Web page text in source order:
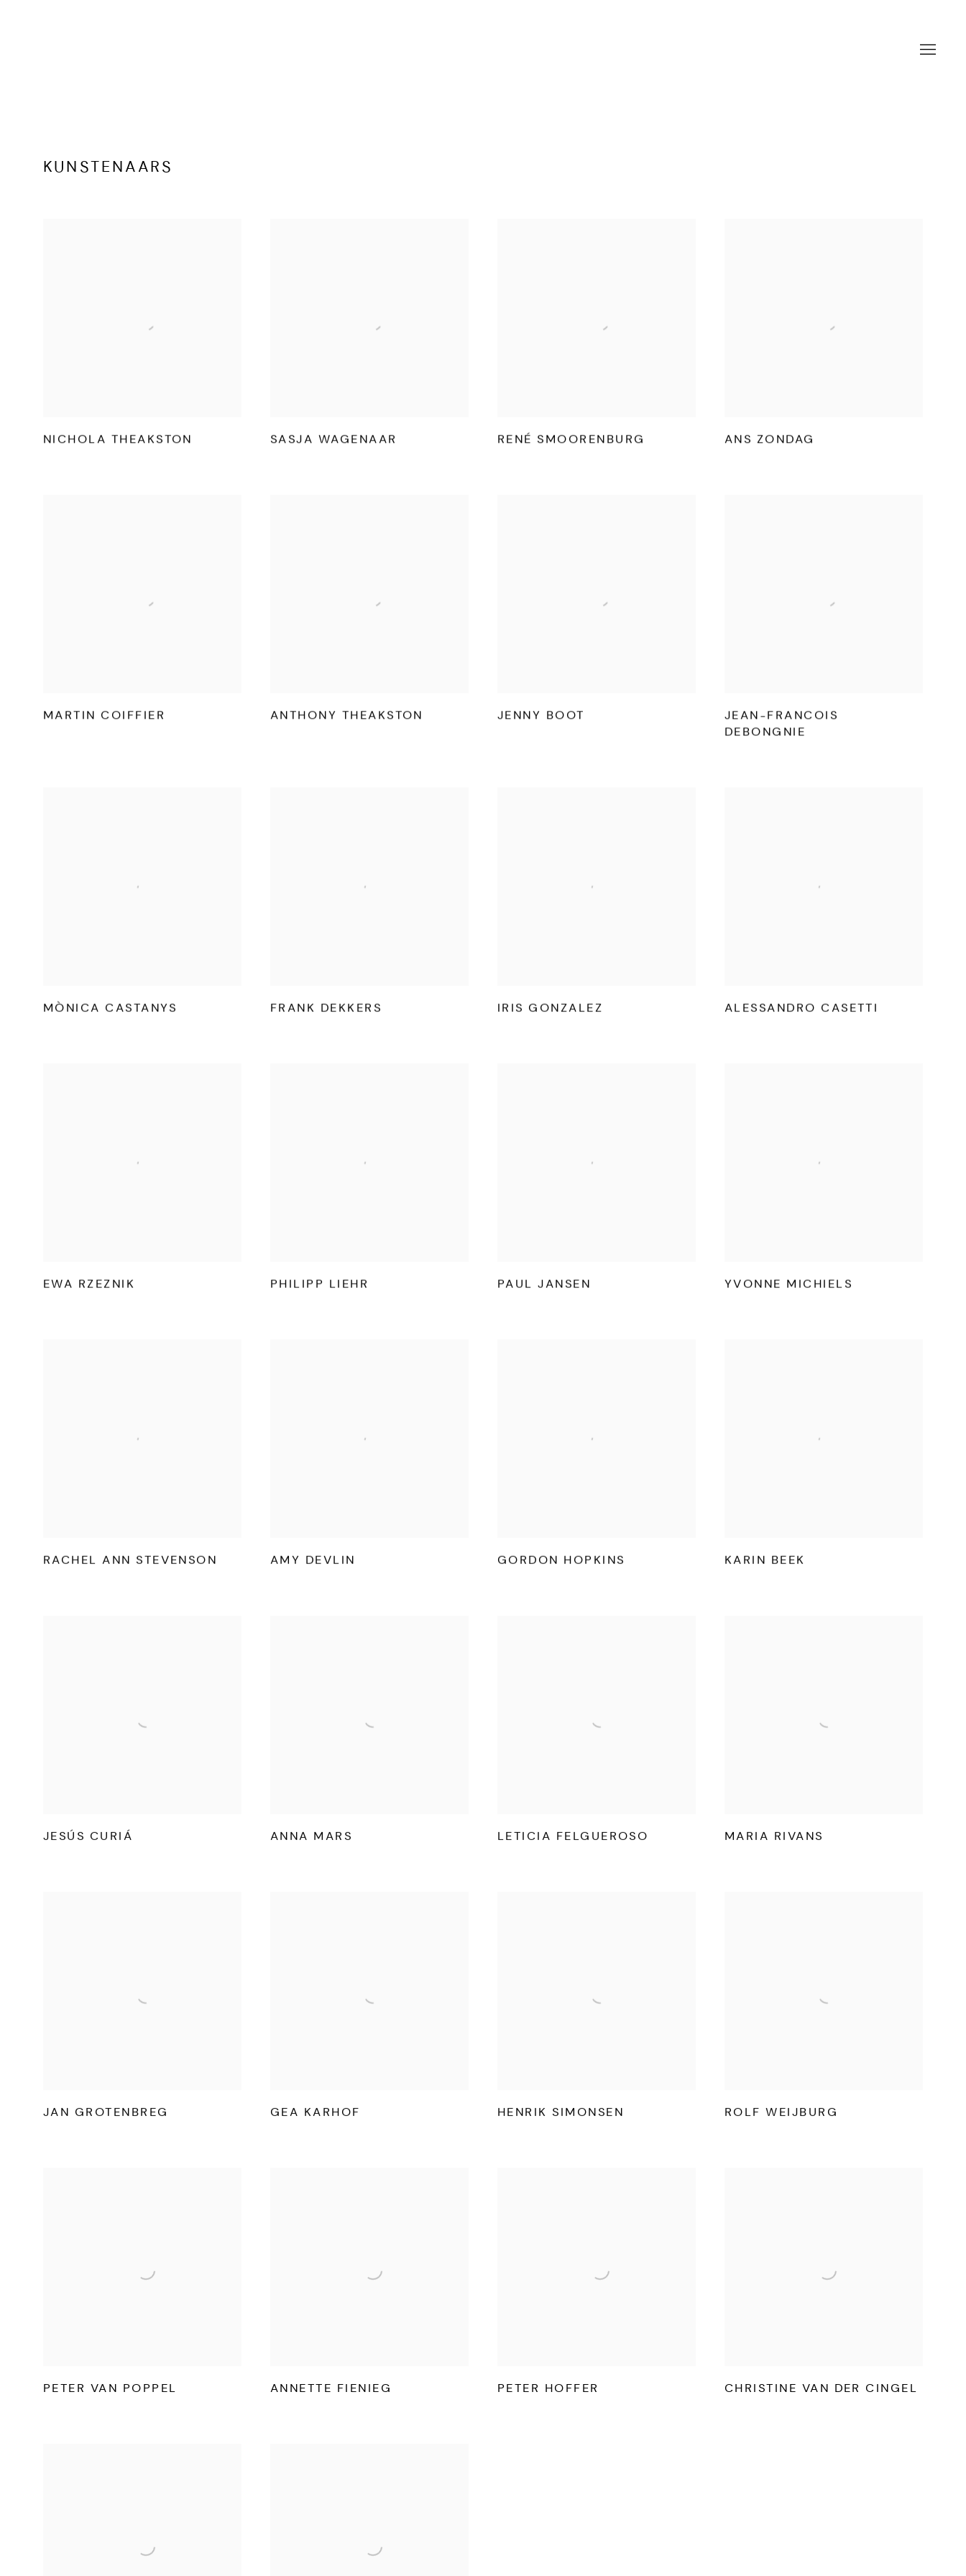
KUNSTENAARS
NICHOLA THEAKSTON SASJA WAGENAAR RENÉ SMOORENBURG ANS ZONDAG
MARTIN COIFFIER ANTHONY THEAKSTON JENNY BOOT
JEAN-FRANCOIS
DEBONGNIE
MÒNICA CASTANYS FRANK DEKKERS IRIS GONZALEZ ALESSANDRO CASETTI
EWA RZEZNIK PHILIPP LIEHR PAUL JANSEN YVONNE MICHIELS
RACHEL ANN STEVENSON AMY DEVLIN GORDON HOPKINS KARIN BEEK
JESÚS CURIÁ ANNA MARS LETICIA FELGUEROSO MARIA RIVANS
JAN GROTENBREG GEA KARHOF HENRIK SIMONSEN ROLF WEIJBURG
PETER VAN POPPEL ANNETTE FIENIEG PETER HOFFER CHRISTINE VAN DER CINGEL